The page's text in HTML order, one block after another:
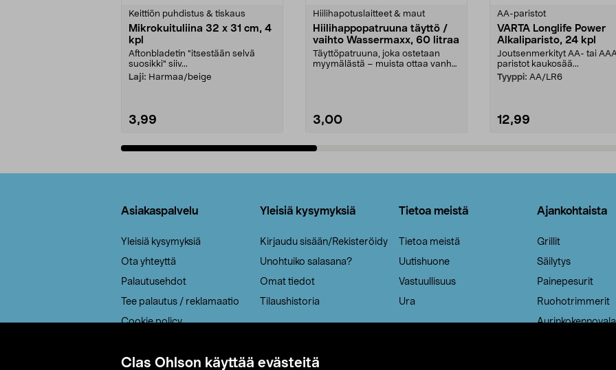
Clas Ohlson käyttää evästeitä
Keittiön puhdistus & tiskaus
Mikrokuituliina 32 x 31 cm, 4
kpl
Aftonbladetin "itsestään selvä
suosikki" siiv...
Laji: Harmaa/beige
3,99
Hiilihapotuslaitteet & maut
Hiilihappopatruuna täyttö /
vaihto Wassermaxx, 60 litraa
Täyttöpatruuna, joka ostetaan
myymälästä – muista ottaa vanha
3,00
AA-paristot
VARTA Longlife Power
Alkaliparisto, 24 kpl
Joutsenmerkityt AA- tai
paristot kaukosää...
Tyyppi: AA/LR6
12,99
Asiakaspalvelu
Yleisiä kysymyksiä
Ota yhteyttä
Palautusehdot
Tee palautus / reklamaatio
Cookie policy
Saavutettavuus
Yleisiä kysymyksiä
Kirjaudu sisään/Rekisteröidy
Unohtuiko salasana?
Omat tiedot
Tilaushistoria
Tietoa meistä
Tietoa meistä
Uutishuone
Vastuullisuus
Ura
Ajankohtaista
Grillit
Säilytys
Painepesurit
Ruohotrimmerit